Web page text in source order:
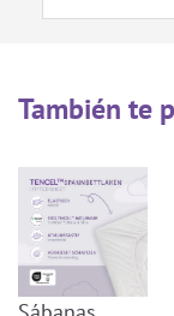
También te